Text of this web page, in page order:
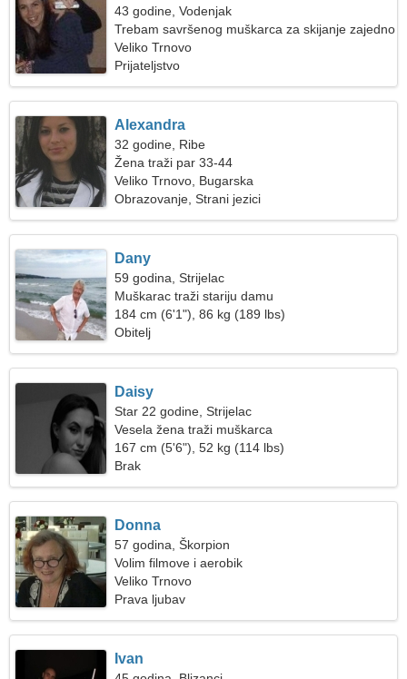
43 godine, Vodenjak
Trebam savršenog muškarca za skijanje zajedno
Veliko Trnovo
Prijateljstvo
Alexandra
32 godine, Ribe
Žena traži par 33-44
Veliko Trnovo, Bugarska
Obrazovanje, Strani jezici
Dany
59 godina, Strijelac
Muškarac traži stariju damu
184 cm (6'1"), 86 kg (189 lbs)
Obitelj
Daisy
Star 22 godine, Strijelac
Vesela žena traži muškarca
167 cm (5'6"), 52 kg (114 lbs)
Brak
Donna
57 godina, Škorpion
Volim filmove i aerobik
Veliko Trnovo
Prava ljubav
Ivan